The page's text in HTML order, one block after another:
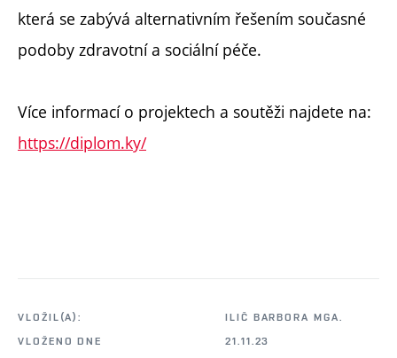
která se zabývá alternativním řešením současné
podoby zdravotní a sociální péče.
Více informací o projektech a soutěži najdete na:
https://diplom.ky/
VLOŽIL(A):
ILIČ BARBORA MGA.
VLOŽENO DNE
21.11.23